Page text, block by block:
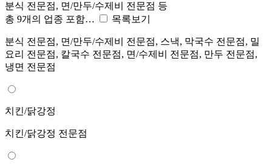
분식 전문점, 면/만두/수제비 전문점 등
총 9개의 업종 포함…
목록보기
분식 전문점, 면/만두/수제비 전문점, 스낵, 막국수 전문점, 밀
요리 전문점, 칼국수 전문점, 면/수제비 전문점, 만두 전문점,
냉면 전문점
치킨/닭강정
치킨/닭강정 전문점